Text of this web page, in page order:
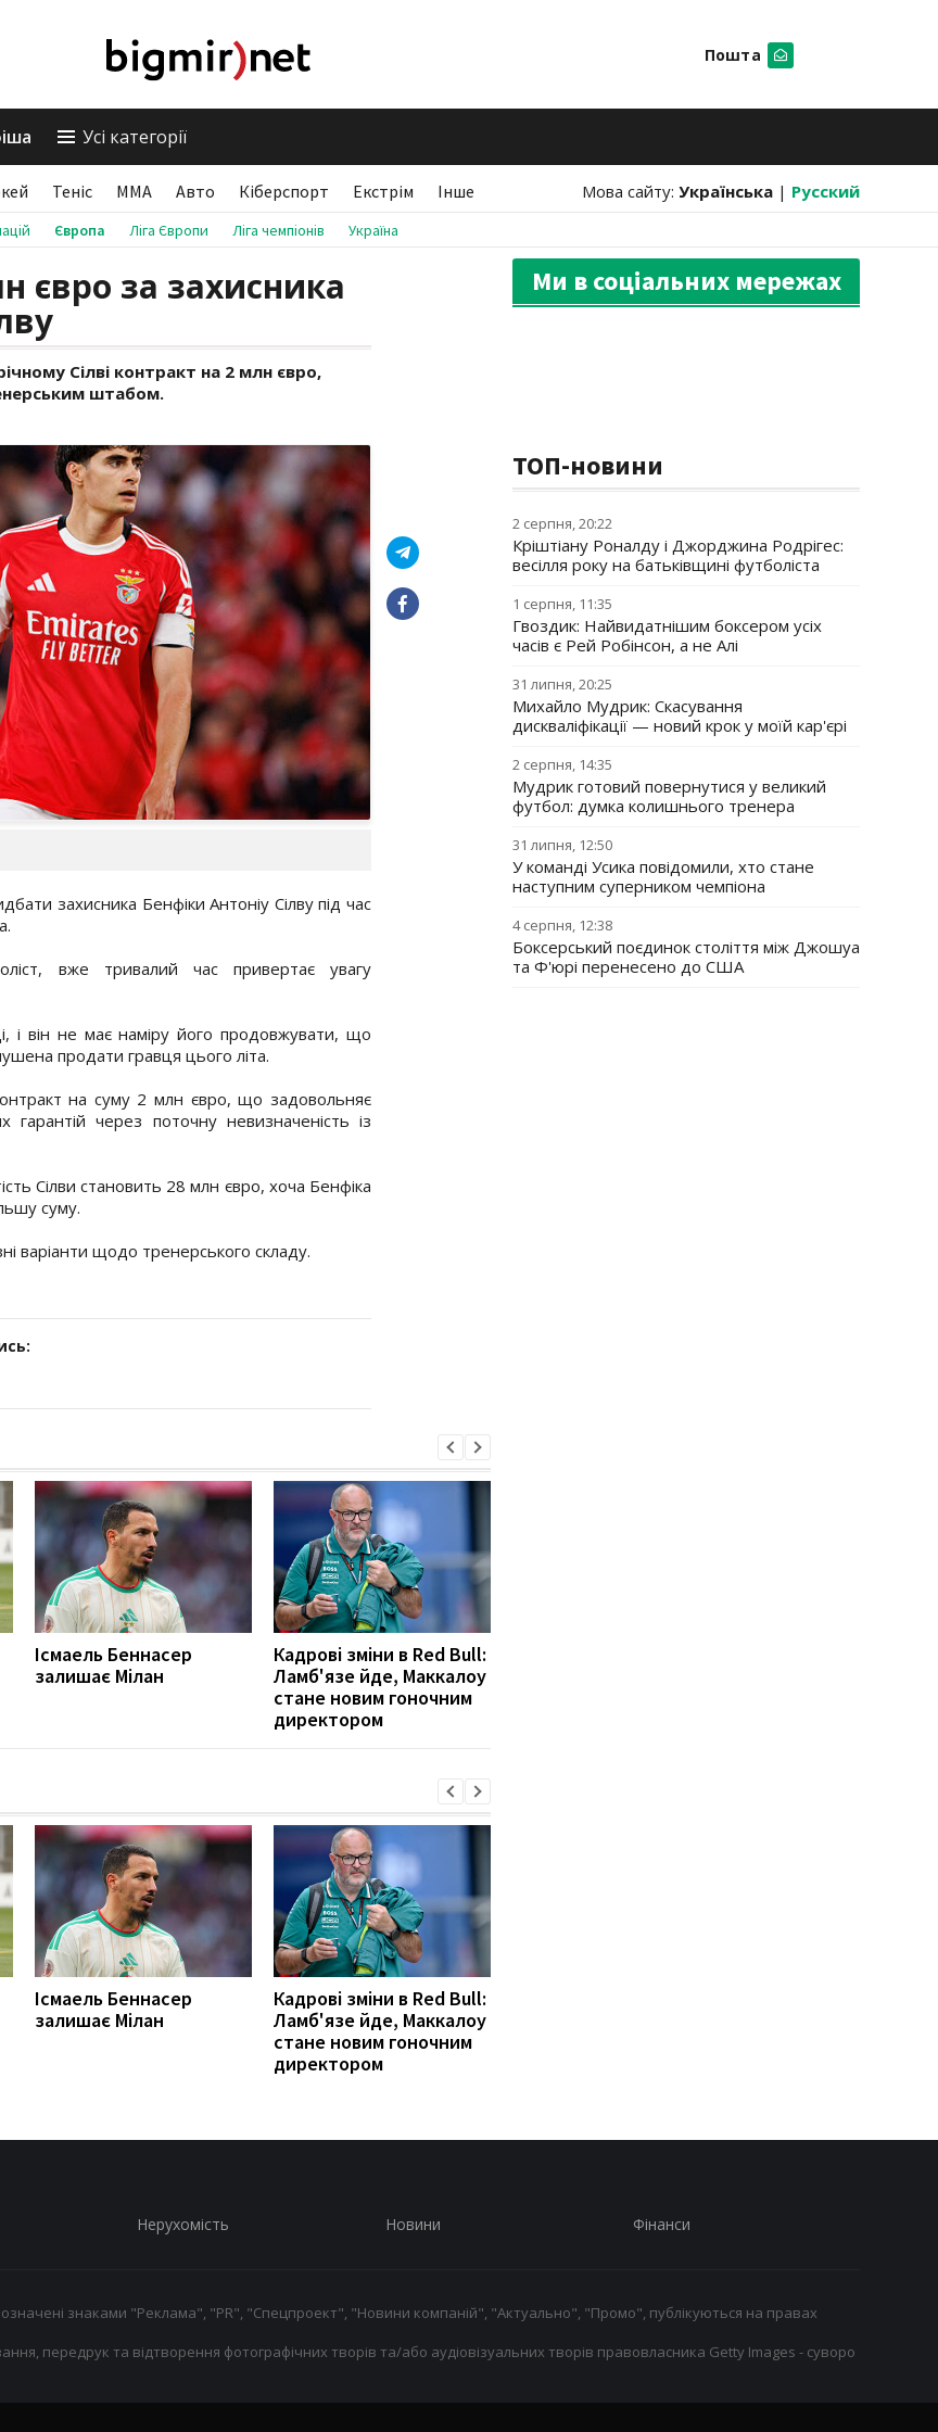
Пошта
Усі категорії
Теніс ММА Авто Кіберспорт Екстрім Інше Мова сайту: Українська | Русский
Європа Ліга Європи Ліга чемпіонів Україна
євро за захисника
Сілві контракт на 2 млн євро,
штабом.
захисника Бенфіки Антоніу Сілву під час
вже тривалий час привертає увагу
і він не має наміру його продовжувати, що
продати гравця цього літа.
на суму 2 млн євро, що задовольняє
через поточну невизначеність із
Сілви становить 28 млн євро, хоча Бенфіка
суму.
варіанти щодо тренерського складу.
Ісмаель Беннасер
залишає Мілан
Кадрові зміни в Red Bull:
Ламб'язе йде, Маккалоу
стане новим гоночним
директором
Ісмаель Беннасер
залишає Мілан
Кадрові зміни в Red Bull:
Ламб'язе йде, Маккалоу
стане новим гоночним
директором
Ми в соціальних мережах
ТОП-новини
2 серпня, 20:22
Кріштіану Роналду і Джорджина Родрігес:
весілля року на батьківщині футболіста
1 серпня, 11:35
Гвоздик: Найвидатнішим боксером усіх
часів є Рей Робінсон, а не Алі
31 липня, 20:25
Михайло Мудрик: Скасування
дискваліфікації — новий крок у моїй кар'єрі
2 серпня, 14:35
Мудрик готовий повернутися у великий
футбол: думка колишнього тренера
31 липня, 12:50
У команді Усика повідомили, хто стане
наступним суперником чемпіона
4 серпня, 12:38
Боксерський поєдинок століття між Джошуа
та Ф'юрі перенесено до США
Нерухомість Новини Фінанси
знаками "Реклама", "PR", "Спецпроект", "Новини компаній", "Актуально", "Промо", публікуються на правах
передрук та відтворення фотографічних творів та/або аудіовізуальних творів правовласника Getty Images - суворо